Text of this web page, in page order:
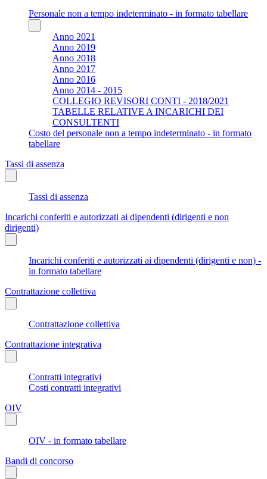
Personale non a tempo indeterminato - in formato tabellare
Anno 2021
Anno 2019
Anno 2018
Anno 2017
Anno 2016
Anno 2014 - 2015
COLLEGIO REVISORI CONTI - 2018/2021
TABELLE RELATIVE A INCARICHI DEI
CONSULTENTI
Costo del personale non a tempo indeterminato - in formato
tabellare
Tassi di assenza
Tassi di assenza
Incarichi conferiti e autorizzati ai dipendenti (dirigenti e non
dirigenti)
Incarichi conferiti e autorizzati ai dipendenti (dirigenti e non) -
in formato tabellare
Contrattazione collettiva
Contrattazione collettiva
Contrattazione integrativa
Contratti integrativi
Costi contratti integrativi
OIV
OIV - in formato tabellare
Bandi di concorso